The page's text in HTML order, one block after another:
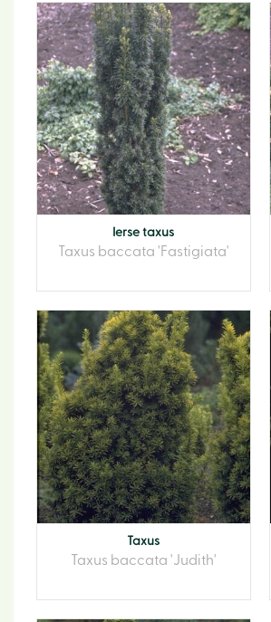
Ierse taxus
Taxus baccata 'Fastigiata'
Taxus
Taxus baccata 'Judith'